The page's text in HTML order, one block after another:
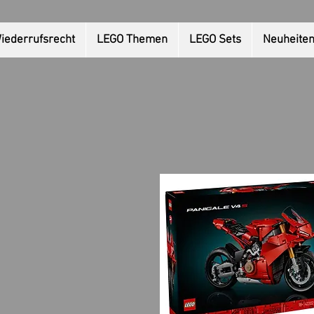
LEGO Themen LEGO Sets Neuheiten